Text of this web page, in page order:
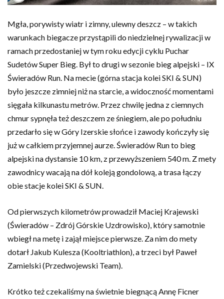
Mgła, porywisty wiatr i zimny, ulewny deszcz – w takich
warunkach biegacze przystąpili do niedzielnej rywalizacji w
ramach przedostaniej w tym roku edycji cyklu Puchar
Sudetów Super Bieg. Był to drugi w sezonie bieg alpejski – IX
Świeradów Run. Na mecie (górna stacja kolei SKI & SUN)
było jeszcze zimniej niż na starcie, a widoczność momentami
sięgała kilkunastu metrów. Przez chwilę jedna z ciemnych
chmur sypnęła też deszczem ze śniegiem, ale po południu
przedarło się w Góry Izerskie słońce i zawody kończyły się
już w całkiem przyjemnej aurze. Świeradów Run to bieg
alpejski na dystansie 10 km, z przewyższeniem 540 m. Z mety
zawodnicy wacają na dół koleją gondolową, a trasa łączy
obie stacje kolei SKI & SUN.
Od pierwszych kilometrów prowadził Maciej Krajewski
(Świeradów – Zdrój Górskie Uzdrowisko), który samotnie
wbiegł na metę i zajął miejsce pierwsze. Za nim do mety
dotarł Jakub Kulesza (Kooltriathlon), a trzeci był Paweł
Zamielski (Przedwojewski Team).
Krótko też czekaliśmy na świetnie biegnącą Annę Ficner